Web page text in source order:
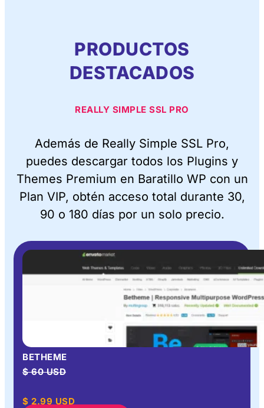
PRODUCTOS
DESTACADOS
REALLY SIMPLE SSL PRO
Además de Really Simple SSL Pro,
puedes descargar todos los Plugins y
Themes Premium en Baratillo WP con un
Plan VIP, obtén acceso total durante 30,
90 o 180 días por un solo precio.
BETHEME
$ 60 USD
$ 2.99 USD